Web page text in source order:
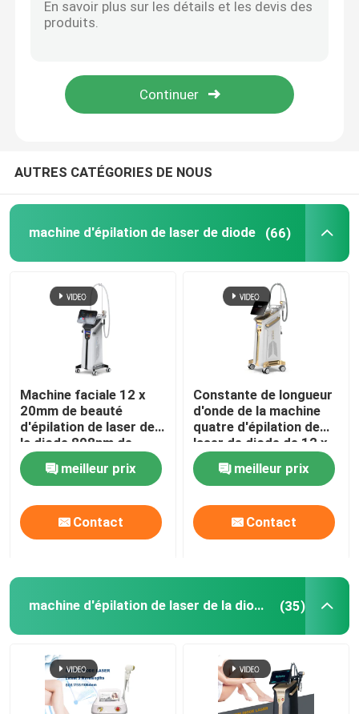
machine d'épilation de laser de la diode 808nm
HIFU amincissant la machine
Corps amincissant la machine
laser à commutation de Q de yag de ND
machine d'épilation de chargement initial
Machine partielle de laser de CO2
Machine de laser d'Alexandrite
AUTRES CATÉGORIES DE NOUS
machine d'épilation de laser de diode (66)
Machine faciale 12 x
20mm de beauté
d'épilation de laser de
la diode 808nm de
dames
meilleur prix
Contact
Constante de longueur
d'onde de la machine
quatre d'épilation de
laser de diode de 12 x
de 35mm pour 808nm à
la maisonmeilleur prix
Contact
machine d'épilation de laser de la diode 808nm (35)